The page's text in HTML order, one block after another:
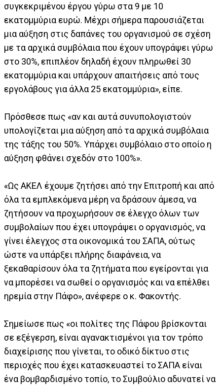
συγκεκριμένου έργου γύρω στα 9 με 10
εκατομμύρια ευρώ. Μέχρι σήμερα παρουσιάζεται
μια αύξηση στις δαπάνες του οργανισμού σε σχέση
με τα αρχικά συμβόλαια που έχουν υπογράψει γύρω
στο 30%, επιπλέον δηλαδή έχουν πληρωθεί 30
εκατομμύρια και υπάρχουν απαιτήσεις από τους
εργολάβους για άλλα 25 εκατομμύρια», είπε.
Πρόσθεσε πως «αν και αυτά συνυπολογιστούν
υπολογίζεται μια αύξηση από τα αρχικά συμβόλαια
της τάξης του 50%. Υπάρχει συμβόλαιο στο οποίο η
αύξηση φθάνει σχεδόν στο 100%».
«Ως ΑΚΕΛ έχουμε ζητήσει από την Επιτροπή και από
όλα τα εμπλεκόμενα μέρη να δράσουν άμεσα, να
ζητήσουν να προχωρήσουν σε έλεγχο όλων των
συμβολαίων που έχει υπογράψει ο οργανισμός, να
γίνει έλεγχος στα οικονομικά του ΣΑΠΑ, ούτως
ώστε να υπάρξει πλήρης διαφάνεια, να
ξεκαθαρίσουν όλα τα ζητήματα που εγείρονται για
να μπορέσει να σωθεί ο οργανισμός και να επέλθει
ηρεμία στην Πάφο», ανέφερε ο κ. Φακοντής.
Σημείωσε πως «οι πολίτες της Πάφου βρίσκονται
σε εξέγερση, είναι αγανακτισμένοι για τον τρόπο
διαχείρισης που γίνεται, το οδικό δίκτυο στις
περιοχές που έχει κατασκευαστεί το ΣΑΠΑ είναι
ένα βομβαρδισμένο τοπίο, το Συμβούλιο αδυνατεί να